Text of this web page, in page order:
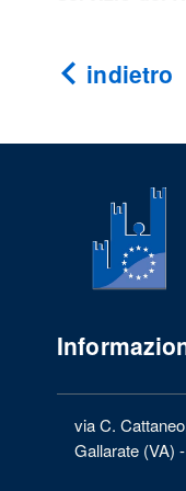
indietro
via C.
Gallarate (VA)